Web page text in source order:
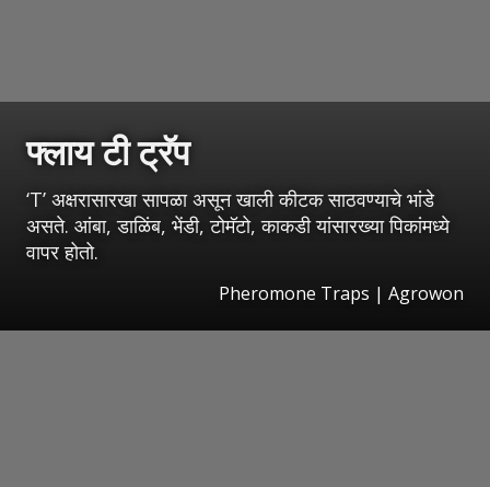
फ्लाय टी ट्रॅप
‘T’ अक्षरासारखा सापळा असून खाली कीटक साठवण्याचे भांडे
असते. आंबा, डाळिंब, भेंडी, टोमॅटो, काकडी यांसारख्या पिकांमध्ये
वापर होतो.
Pheromone Traps | Agrowon